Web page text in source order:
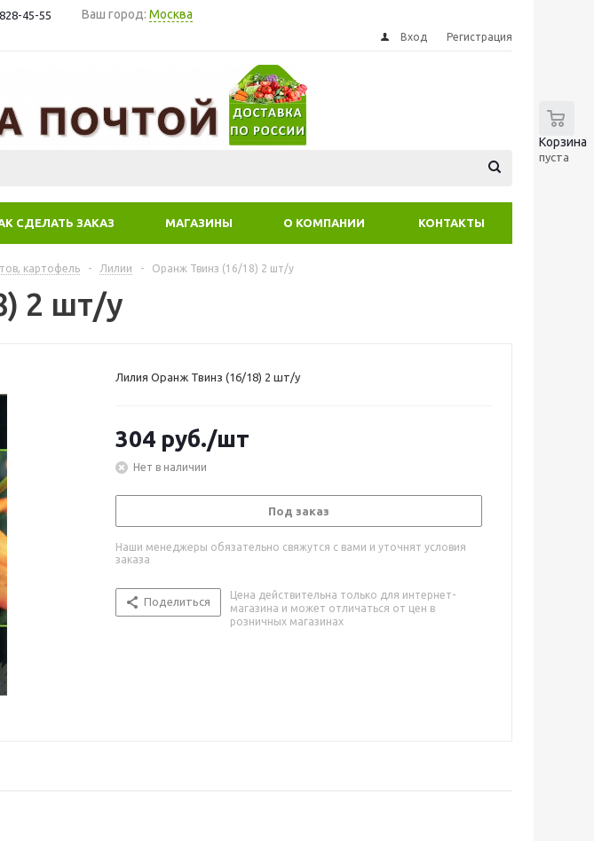
45-55 Ваш город: Москва
Вход Регистрация
Корзина
пуста
СДЕЛАТЬ ЗАКАЗ МАГАЗИНЫ О КОМПАНИИ КОНТАКТЫ
картофель - Лилии - Оранж Твинз (16/18) 2 шт/у
2 шт/у
Лилия Оранж Твинз (16/18) 2 шт/у
304 руб./шт
Нет в наличии
Под заказ
Наши менеджеры обязательно свяжутся с вами и уточнят условия
заказа
Поделиться
Цена действительна только для интернет-
магазина и может отличаться от цен в
розничных магазинах